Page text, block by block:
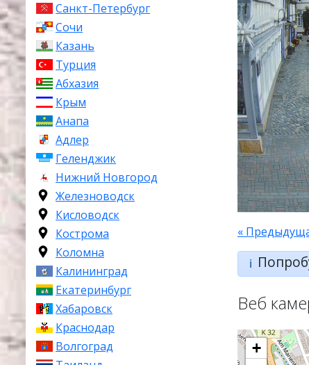
Санкт-Петербург
Сочи
Казань
Турция
Абхазия
Крым
Анапа
Адлер
Геленджик
Нижний Новгород
Железноводск
Кисловодск
Кострома
Коломна
Калининград
Екатеринбург
Хабаровск
Краснодар
Волгоград
«
ℹ️
Веб
+